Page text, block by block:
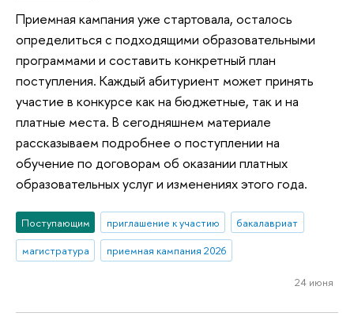
Приемная кампания уже стартовала, осталось
определиться с подходящими образовательными
программами и составить конкретный план
поступления. Каждый абитуриент может принять
участие в конкурсе как на бюджетные, так и на
платные места. В сегодняшнем материале
рассказываем подробнее о поступлении на
обучение по договорам об оказании платных
образовательных услуг и изменениях этого года.
Поступающим приглашение к участию
бакалавриат
магистратура
приемная кампания 2026
24 июня